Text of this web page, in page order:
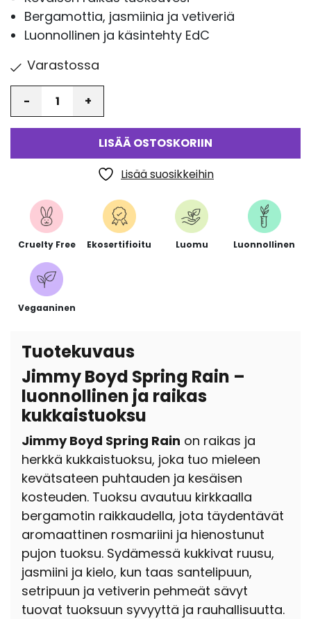
Bergamottia, jasmiinia ja vetiveriä
Luonnollinen ja käsintehty EdC
Varastossa
LISÄÄ OSTOSKORIIN
Lisää suosikkeihin
Cruelty Free Ekosertifioitu Luomu Luonnollinen
Vegaaninen
Tuotekuvaus
Jimmy Boyd Spring Rain –
luonnollinen ja raikas
kukkaistuoksu
Jimmy Boyd Spring Rain on raikas ja
herkkä kukkaistuoksu, joka tuo mieleen
kevätsateen puhtauden ja kesäisen
kosteuden. Tuoksu avautuu kirkkaalla
bergamotin raikkaudella, jota täydentävät
aromaattinen rosmariini ja hienostunut
pujon tuoksu. Sydämessä kukkivat ruusu,
jasmiini ja kielo, kun taas santelipuun,
setripuun ja vetiverin pehmeät sävyt
tuovat tuoksuun syvyyttä ja rauhallisuutta.